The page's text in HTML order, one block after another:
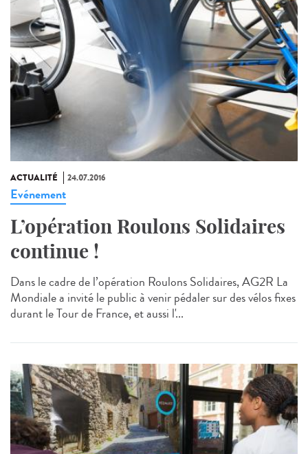
ACTUALITÉ 24.07.2016
Evénement
L’opération Roulons Solidaires
continue !
Dans le cadre de l’opération Roulons Solidaires, AG2R La
Mondiale a invité le public à venir pédaler sur des vélos fixes
durant le Tour de France, et aussi l'...